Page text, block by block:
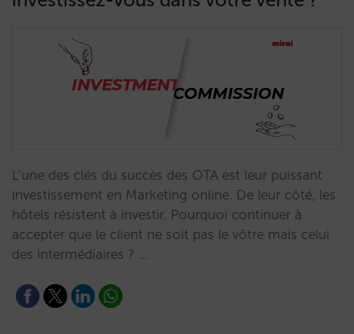
L’une des clés du succès des OTA est leur puissant
investissement en Marketing online. De leur côté, les
hôtels résistent à investir. Pourquoi continuer à
accepter que le client ne soit pas le vôtre mais celui
des intermédiaires ? …